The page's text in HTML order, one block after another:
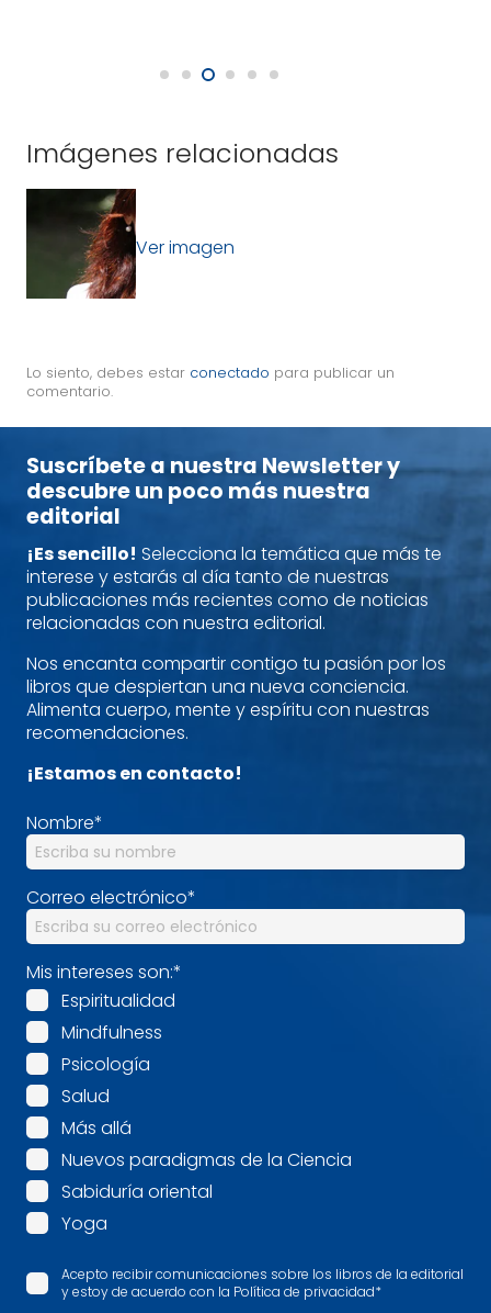
Imágenes relacionadas
Ver imagen
Lo siento, debes estar conectado para publicar un
comentario.
Suscríbete a nuestra Newsletter y
descubre un poco más nuestra
editorial
¡Es sencillo! Selecciona la temática que más te
interese y estarás al día tanto de nuestras
publicaciones más recientes como de noticias
relacionadas con nuestra editorial.
Nos encanta compartir contigo tu pasión por los
libros que despiertan una nueva conciencia.
Alimenta cuerpo, mente y espíritu con nuestras
recomendaciones.
¡Estamos en contacto!
Nombre*
Correo electrónico*
Mis intereses son:*
Espiritualidad
Mindfulness
Psicología
Salud
Más allá
Nuevos paradigmas de la Ciencia
Sabiduría oriental
Yoga
Acepto recibir comunicaciones sobre los libros de la editorial
y estoy de acuerdo con la Política de privacidad*